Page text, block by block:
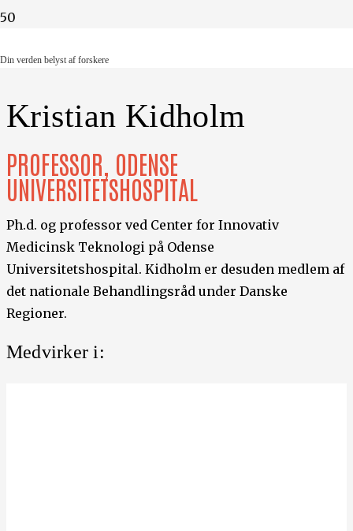
Din verden belyst af forskere
Kristian Kidholm
PROFESSOR, ODENSE
UNIVERSITETSHOSPITAL
Ph.d. og professor ved Center for Innovativ
Medicinsk Teknologi på Odense
Universitetshospital. Kidholm er desuden medlem af
det nationale Behandlingsråd under Danske
Regioner.
Medvirker i: